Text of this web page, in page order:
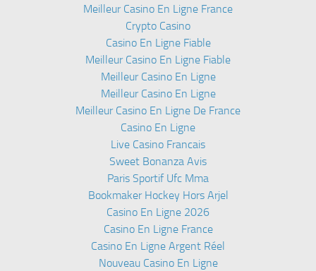
Meilleur Casino En Ligne France
Crypto Casino
Casino En Ligne Fiable
Meilleur Casino En Ligne Fiable
Meilleur Casino En Ligne
Meilleur Casino En Ligne
Meilleur Casino En Ligne De France
Casino En Ligne
Live Casino Francais
Sweet Bonanza Avis
Paris Sportif Ufc Mma
Bookmaker Hockey Hors Arjel
Casino En Ligne 2026
Casino En Ligne France
Casino En Ligne Argent Réel
Nouveau Casino En Ligne